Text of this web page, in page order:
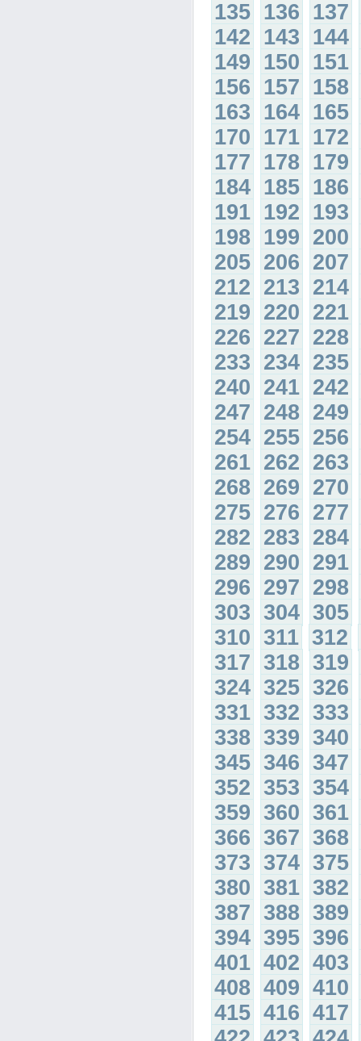
135 136 137
142 143 144
149 150 151
156 157 158
163 164 165
170 171 172
177 178 179
184 185 186
191 192 193
198 199 200
205 206 207
212 213 214
219 220 221
226 227 228
233 234 235
240 241 242
247 248 249
254 255 256
261 262 263
268 269 270
275 276 277
282 283 284
289 290 291
296 297 298
303 304 305
310 311 312
317 318 319
324 325 326
331 332 333
338 339 340
345 346 347
352 353 354
359 360 361
366 367 368
373 374 375
380 381 382
387 388 389
394 395 396
401 402 403
408 409 410
415 416 417